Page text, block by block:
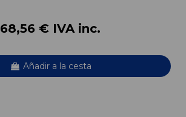
68,56 € IVA inc.
Añadir a la cesta